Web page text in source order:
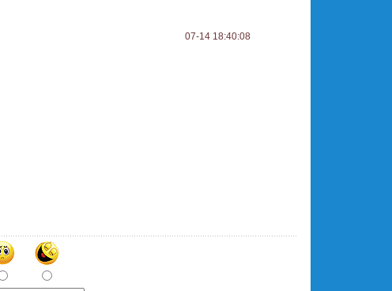
07-14 18:40:08